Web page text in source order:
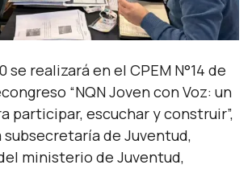
se realizará en el CPEM N°14 de
“NQN Joven con Voz: un
participar, escuchar y construir”,
de Juventud,
ministerio de Juventud,